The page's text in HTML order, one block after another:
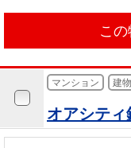
こ
マンション 建
オアシティ